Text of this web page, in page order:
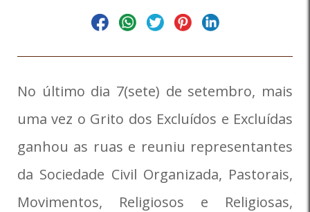
No último dia 7(sete) de setembro, mais
uma vez o Grito dos Excluídos e Excluídas
ganhou as ruas e reuniu representantes
da Sociedade Civil Organizada, Pastorais,
Movimentos, Religiosos e Religiosas,